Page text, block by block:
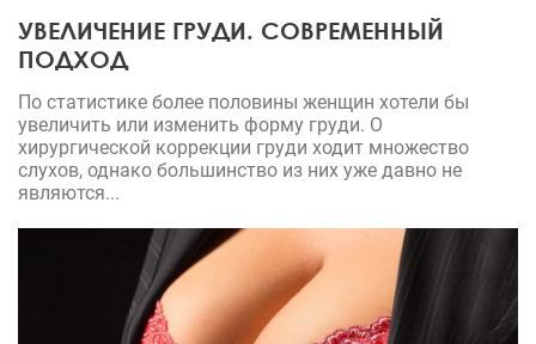
УВЕЛИЧЕНИЕ ГРУДИ. СОВРЕМЕННЫЙ
ПОДХОД
По статистике более половины женщин хотели бы
увеличить или изменить форму груди. О
хирургической коррекции груди ходит множество
слухов, однако большинство из них уже давно не
являются...